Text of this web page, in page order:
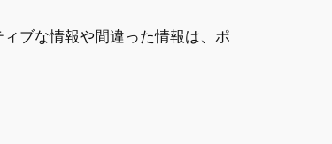
ブな情報や間違った情報は、ポ